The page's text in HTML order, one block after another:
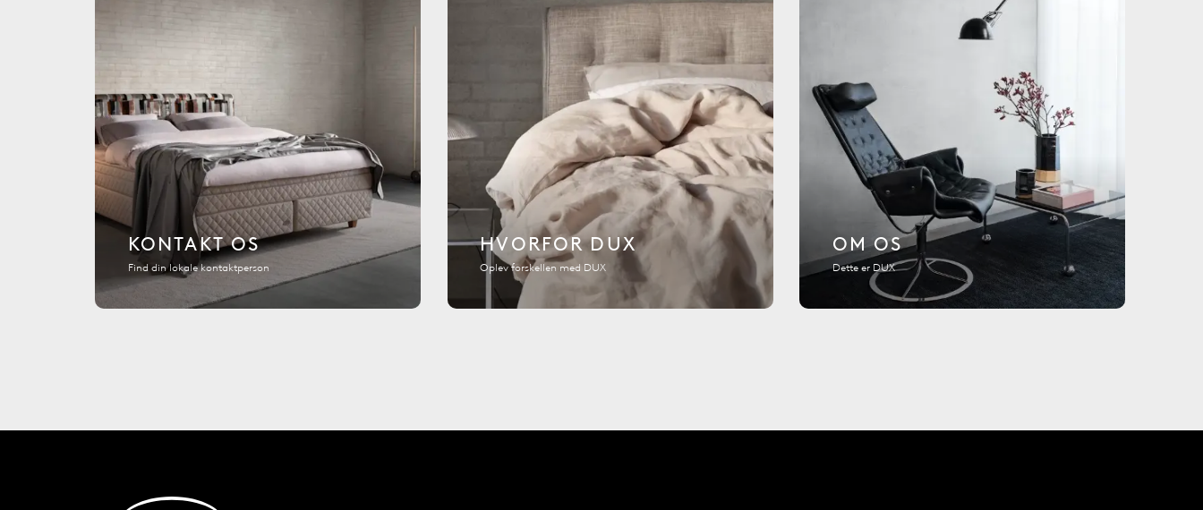
KONTAKT OS
Find din lokale kontaktperson
HVORFOR DUX
Oplev forskellen med DUX
OM OS
Dette er DUX